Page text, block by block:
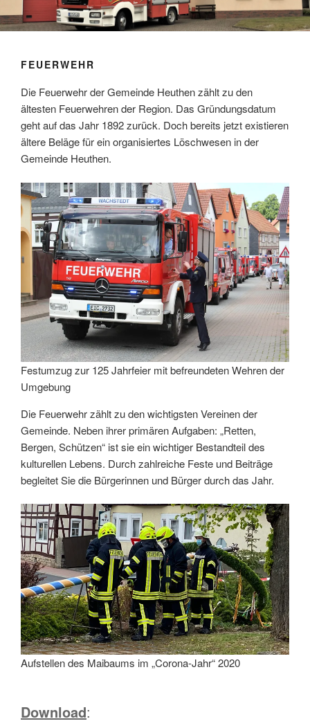
FEUERWEHR
Die Feuerwehr der Gemeinde Heuthen zählt zu den
ältesten Feuerwehren der Region. Das Gründungsdatum
geht auf das Jahr 1892 zurück. Doch bereits jetzt existieren
ältere Beläge für ein organisiertes Löschwesen in der
Gemeinde Heuthen.
Festumzug zur 125 Jahrfeier mit befreundeten Wehren der
Umgebung
Die Feuerwehr zählt zu den wichtigsten Vereinen der
Gemeinde. Neben ihrer primären Aufgaben: „Retten,
Bergen, Schützen“ ist sie ein wichtiger Bestandteil des
kulturellen Lebens. Durch zahlreiche Feste und Beiträge
begleitet Sie die Bürgerinnen und Bürger durch das Jahr.
Aufstellen des Maibaums im „Corona-Jahr“ 2020
Download: